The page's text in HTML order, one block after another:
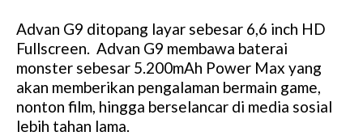
Advan G9 ditopang layar sebesar 6,6 inch HD
Fullscreen. Advan G9 membawa baterai
monster sebesar 5.200mAh Power Max yang
akan memberikan pengalaman bermain game,
nonton film, hingga berselancar di media sosial
lebih tahan lama.